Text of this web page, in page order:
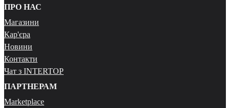
ПРО НАС
Магазини
Кар'єра
Новини
Контакти
Чат з INTERTOP
ПАРТНЕРАМ
Marketplace